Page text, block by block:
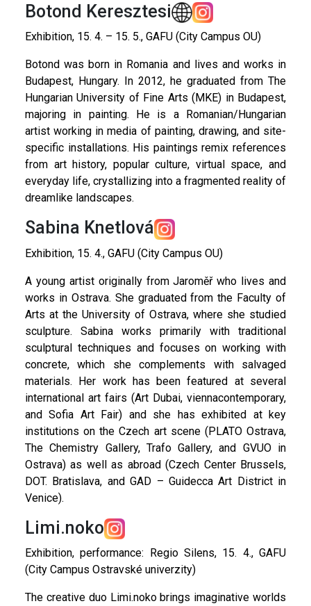
Botond Keresztesi
Exhibition, 15. 4. – 15. 5., GAFU (City Campus OU)
Botond was born in Romania and lives and works in
Budapest, Hungary. In 2012, he graduated from The
Hungarian University of Fine Arts (MKE) in Budapest,
majoring in painting. He is a Romanian/Hungarian
artist working in media of painting, drawing, and site-
specific installations. His paintings remix references
from art history, popular culture, virtual space, and
everyday life, crystallizing into a fragmented reality of
dreamlike landscapes.
Sabina Knetlová
Exhibition, 15. 4., GAFU (City Campus OU)
A young artist originally from Jaroměř who lives and
works in Ostrava. She graduated from the Faculty of
Arts at the University of Ostrava, where she studied
sculpture. Sabina works primarily with traditional
sculptural techniques and focuses on working with
concrete, which she complements with salvaged
materials. Her work has been featured at several
international art fairs (Art Dubai, viennacontemporary,
and Sofia Art Fair) and she has exhibited at key
institutions on the Czech art scene (PLATO Ostrava,
The Chemistry Gallery, Trafo Gallery, and GVUO in
Ostrava) as well as abroad (Czech Center Brussels,
DOT. Bratislava, and GAD – Guidecca Art District in
Venice).
Limi.noko
Exhibition, performance: Regio Silens, 15. 4., GAFU
(City Campus Ostravské univerzity)
The creative duo Limi.noko brings imaginative worlds